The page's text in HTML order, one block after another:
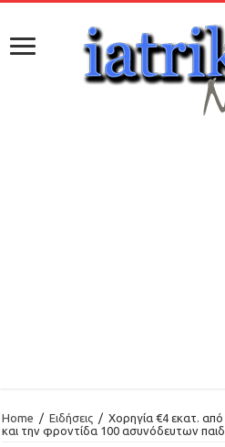
Home / Ειδήσεις / Χορηγία €4 εκατ.
και την φροντίδα 100 ασυνόδευτων